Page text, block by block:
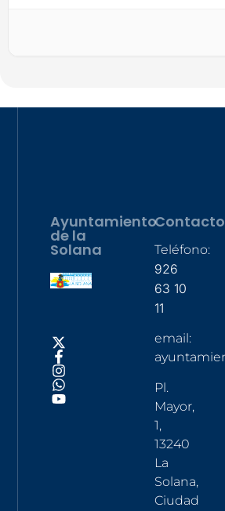
Ayuntamiento
de la
Solana
Contacto
Teléfono:
926
63 10
11
email:
Pl.
Mayor,
1,
13240
La
Solana,
Ciudad